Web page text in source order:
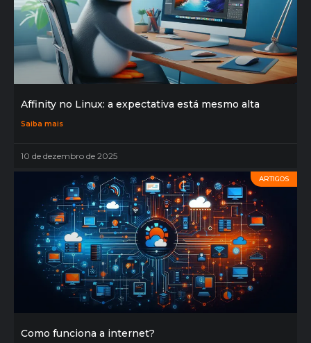
Affinity no Linux: a expectativa está mesmo alta
Saiba mais
10 de dezembro de 2025
ARTIGOS
Como funciona a internet?